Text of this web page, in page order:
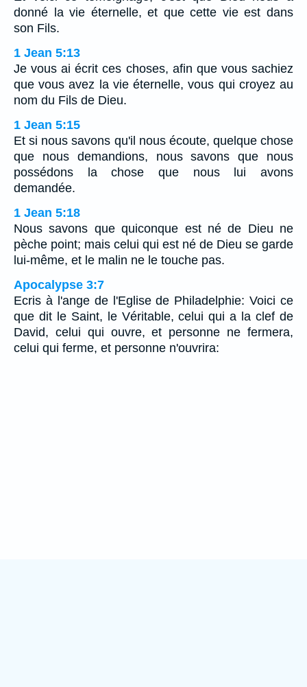
donné la vie éternelle, et que cette vie est dans
son Fils.
1 Jean 5:13
Je vous ai écrit ces choses, afin que vous sachiez
que vous avez la vie éternelle, vous qui croyez au
nom du Fils de Dieu.
1 Jean 5:15
Et si nous savons qu'il nous écoute, quelque chose
que nous demandions, nous savons que nous
possédons la chose que nous lui avons
demandée.
1 Jean 5:18
Nous savons que quiconque est né de Dieu ne
pèche point; mais celui qui est né de Dieu se garde
lui-même, et le malin ne le touche pas.
Apocalypse 3:7
Ecris à l'ange de l'Eglise de Philadelphie: Voici ce
que dit le Saint, le Véritable, celui qui a la clef de
David, celui qui ouvre, et personne ne fermera,
celui qui ferme, et personne n'ouvrira: